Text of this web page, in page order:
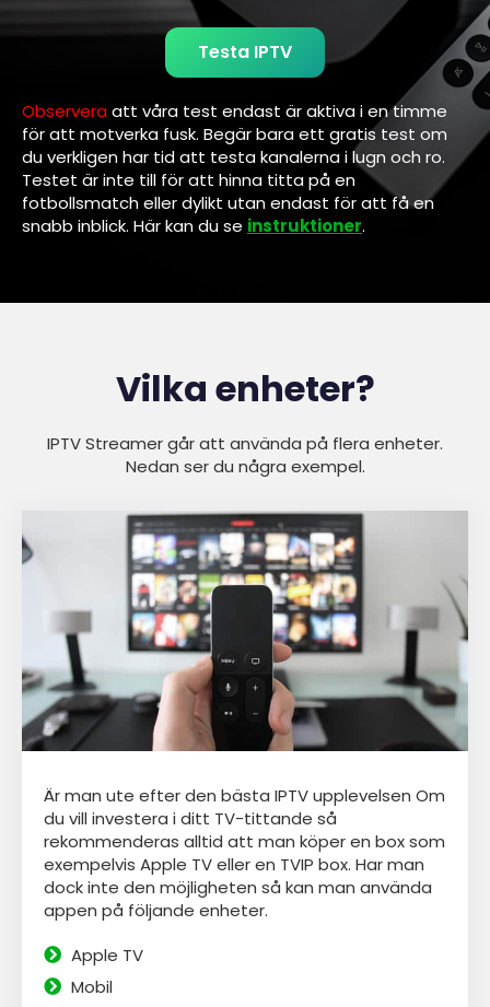
Testa IPTV
Observera att våra test endast är aktiva i en timme
för att motverka fusk. Begär bara ett gratis test om
du verkligen har tid att testa kanalerna i lugn och ro.
Testet är inte till för att hinna titta på en
fotbollsmatch eller dylikt utan endast för att få en
snabb inblick. Här kan du se instruktioner.
Vilka enheter?
IPTV Streamer går att använda på flera enheter.
Nedan ser du några exempel.
Är man ute efter den bästa IPTV upplevelsen Om
du vill investera i ditt TV-tittande så
rekommenderas alltid att man köper en box som
exempelvis Apple TV eller en TVIP box. Har man
dock inte den möjligheten så kan man använda
appen på följande enheter.
Apple TV
Mobil